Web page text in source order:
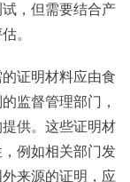
，但需要结合产
。
证明材料应由食
监督管理部门，
供。这些证明材
例如相关部门发
来源的证明，应